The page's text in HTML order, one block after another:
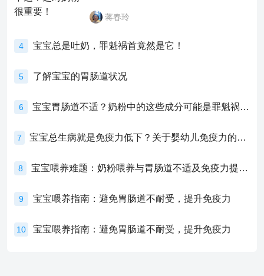
蒋春玲
4 宝宝总是吐奶，罪魁祸首竟然是它！
5 了解宝宝的胃肠道状况
6 宝宝胃肠道不适？奶粉中的这些成分可能是罪魁祸首！
7 宝宝总生病就是免疫力低下？关于婴幼儿免疫力的真相，家长必须了解！
8 宝宝喂养难题：奶粉喂养与胃肠道不适及免疫力提升的奥秘
9 宝宝喂养指南：避免胃肠道不耐受，提升免疫力
10 宝宝喂养指南：避免胃肠道不耐受，提升免疫力